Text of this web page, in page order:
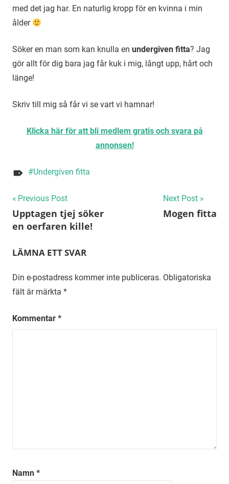
med det jag har. En naturlig kropp för en kvinna i min
ålder
Söker en man som kan knulla en undergiven fitta? Jag
gör allt för dig bara jag får kuk i mig, långt upp, hårt och
länge!
Skriv till mig så får vi se vart vi hamnar!
Klicka här för att bli medlem gratis och svara på
annonsen!
Undergiven fitta
Inläggsnavigering
Previous Post
Upptagen tjej söker
en oerfaren kille!
Next Post
Mogen fitta
LÄMNA ETT SVAR
Din e-postadress kommer inte publiceras. Obligatoriska
fält är märkta *
Kommentar *
Namn *